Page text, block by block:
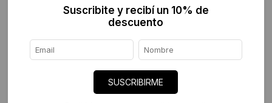
Suscribite y recibí un 10% de
descuento
SUSCRIBIRME